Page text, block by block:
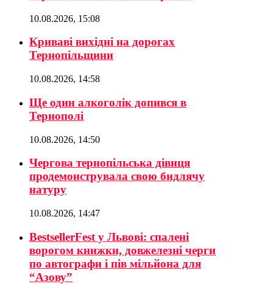
10.08.2026, 15:08
Криваві вихідні на дорогах
Тернопільщини
10.08.2026, 14:58
Ще один алкоголік допився в
Тернополі
10.08.2026, 14:50
Чергова тернопільська дівиця
продемонструвала свою бидлячу
натуру
10.08.2026, 14:47
BestsellerFest у Львові: спалені
ворогом книжки, довжелезні черги
по автографи і пів мільйона для
“Азову”